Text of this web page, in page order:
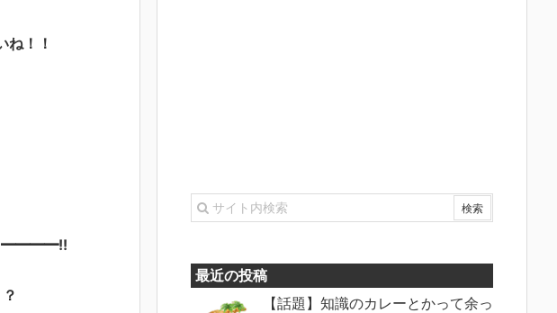
ね！！
ﾟ)━━━━!!
最近の投稿
【話題】知識のカレーとかって余っ